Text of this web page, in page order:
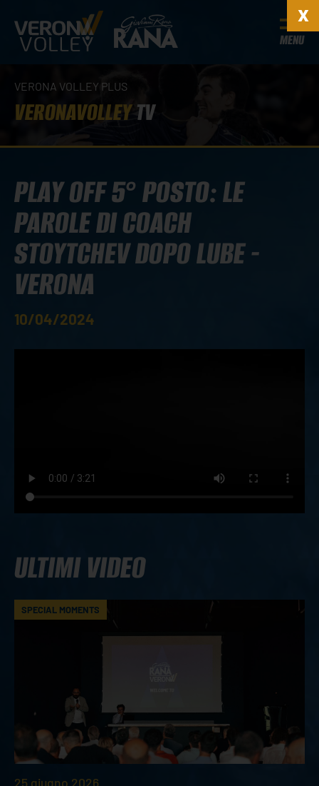
MENU
VERONA VOLLEY PLUS
VERONAVOLLEYTV
PLAY OFF 5° POSTO: LE
PAROLE DI COACH
STOYTCHEV DOPO LUBE -
VERONA
10/04/2024
ULTIMI VIDEO
SPECIAL MOMENTS
25 giugno 2026